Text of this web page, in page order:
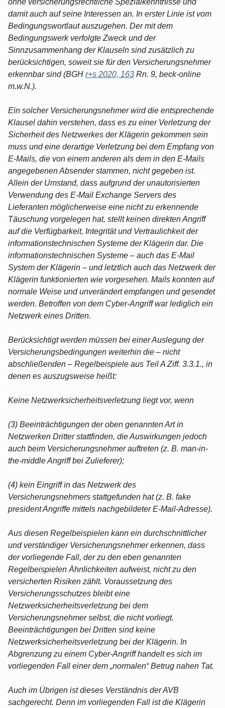
ohne versicherungsrechtliche Spezialkenntnisse und
damit auch auf seine Interessen an. In erster Linie ist vom
Bedingungswortlaut auszugehen. Der mit dem
Bedingungswerk verfolgte Zweck und der
Sinnzusammenhang der Klauseln sind zusätzlich zu
berücksichtigen, soweit sie für den Versicherungsnehmer
erkennbar sind (BGH r+s 2020, 163 Rn. 9, beck-online
m.w.N.).
Ein solcher Versicherungsnehmer wird die entsprechende
Klausel dahin verstehen, dass es zu einer Verletzung der
Sicherheit des Netzwerkes der Klägerin gekommen sein
muss und eine derartige Verletzung bei dem Empfang von
E-Mails, die von einem anderen als dem in den E-Mails
angegebenen Absender stammen, nicht gegeben ist.
Allein der Umstand, dass aufgrund der unautorisierten
Verwendung des E-Mail Exchange Servers des
Lieferanten möglicherweise eine nicht zu erkennende
Täuschung vorgelegen hat, stellt keinen direkten Angriff
auf die Verfügbarkeit, Integrität und Vertraulichkeit der
informationstechnischen Systeme der Klägerin dar. Die
informationstechnischen Systeme – auch das E-Mail
System der Klägerin – und letztlich auch das Netzwerk der
Klägerin funktionierten wie vorgesehen. Mails konnten auf
normale Weise und unverändert empfangen und gesendet
werden. Betroffen von dem Cyber-Angriff war lediglich ein
Netzwerk eines Dritten.
Berücksichtigt werden müssen bei einer Auslegung der
Versicherungsbedingungen weiterhin die – nicht
abschließenden – Regelbeispiele aus Teil A Ziff. 3.3.1., in
denen es auszugsweise heißt:
Keine Netzwerksicherheitsverletzung liegt vor, wenn
(3) Beeinträchtigungen der oben genannten Art in
Netzwerken Dritter stattfinden, die Auswirkungen jedoch
auch beim Versicherungsnehmer auftreten (z. B. man-in-
the-middle Angriff bei Zulieferer);
(4) kein Eingriff in das Netzwerk des
Versicherungsnehmers stattgefunden hat (z. B. fake
president Angriffe mittels nachgebildeter E-Mail-Adresse).
Aus diesen Regelbeispielen kann ein durchschnittlicher
und verständiger Versicherungsnehmer erkennen, dass
der vorliegende Fall, der zu den eben genannten
Regelbeispielen Ähnlichkeiten aufweist, nicht zu den
versicherten Risiken zählt. Voraussetzung des
Versicherungsschutzes bleibt eine
Netzwerksicherheitsverletzung bei dem
Versicherungsnehmer selbst, die nicht vorliegt.
Beeinträchtigungen bei Dritten sind keine
Netzwerksicherheitsverletzung bei der Klägerin. In
Abgrenzung zu einem Cyber-Angriff handelt es sich im
vorliegenden Fall einer dem „normalen“ Betrug nahen Tat.
Auch im Übrigen ist dieses Verständnis der AVB
sachgerecht. Denn im vorliegenden Fall ist die Klägerin